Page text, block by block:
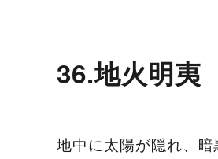
36.地火明夷
地中に太陽が隠れ、